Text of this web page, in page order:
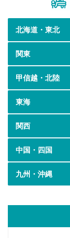
北海道・東北
関東
甲信越・北陸
東海
関西
中国・四国
九州・沖縄